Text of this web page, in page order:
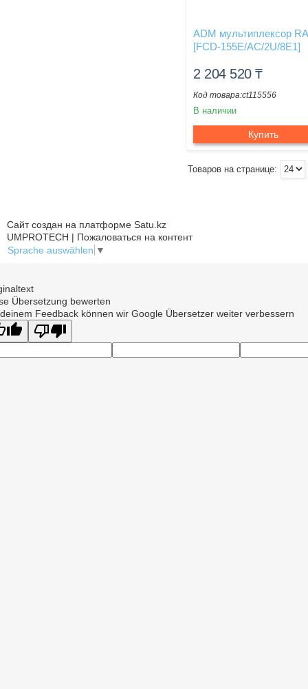
ADM мультиплексор
[FCD-155E/AC/2U/8E1]
2 204 520₸
ct115556
В наличии
Купить
Сайт создан на платформе Satu.kz
UMPROTECH | Пожаловаться на контент
Sprache auswählen ▼
Übersetzung bewerten
Feedback können wir Google Übersetzer weiter verbessern